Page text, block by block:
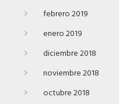
febrero 2019
enero 2019
diciembre 2018
noviembre 2018
octubre 2018